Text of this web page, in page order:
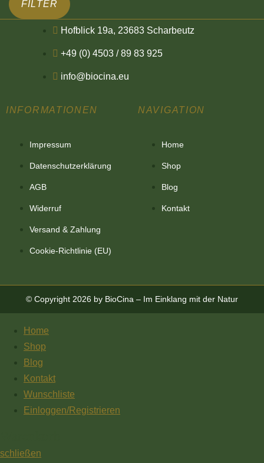
FILTER
Hofblick 19a, 23683 Scharbeutz
+49 (0) 4503 / 89 83 925
info@biocina.eu
INFORMATIONEN
Impressum
Datenschutzerklärung
AGB
Widerruf
Versand & Zahlung
Cookie-Richtlinie (EU)
NAVIGATION
Home
Shop
Blog
Kontakt
© Copyright 2026 by BioCina – Im Einklang mit der Natur
Home
Shop
Blog
Kontakt
Wunschliste
Einloggen/Registrieren
schließen